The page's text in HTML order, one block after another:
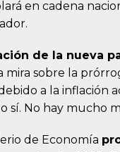
en cadena
de la nueva
mira sobre la
a la inflación
sí. No hay mucho
de Economía